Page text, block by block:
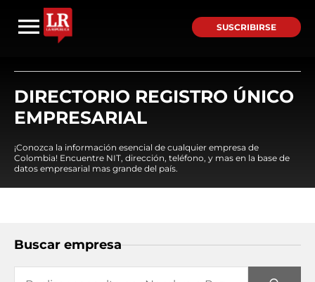
SUSCRIBIRSE
DIRECTORIO REGISTRO ÚNICO
EMPRESARIAL
¡Conozca la información esencial de cualquier empresa de
Colombia! Encuentre NIT, dirección, teléfono, y mas en la base de
datos empresarial mas grande del país.
Buscar empresa